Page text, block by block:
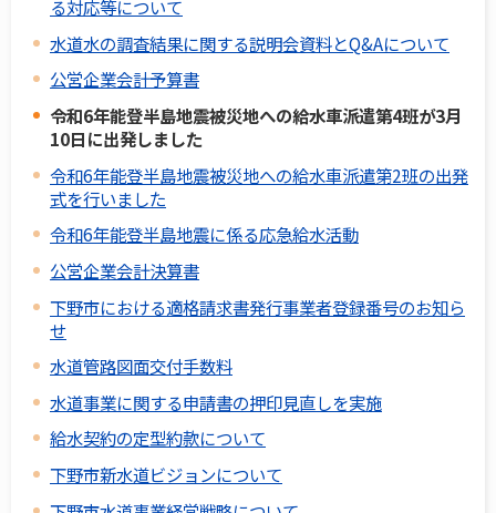
る対応等について
水道水の調査結果に関する説明会資料とQ&Aについて
公営企業会計予算書
令和6年能登半島地震被災地への給水車派遣第4班が3月
10日に出発しました
令和6年能登半島地震被災地への給水車派遣第2班の出発
式を行いました
令和6年能登半島地震に係る応急給水活動
公営企業会計決算書
下野市における適格請求書発行事業者登録番号のお知ら
せ
水道管路図面交付手数料
水道事業に関する申請書の押印見直しを実施
給水契約の定型約款について
下野市新水道ビジョンについて